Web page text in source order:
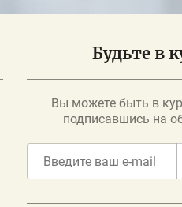
Будьте в
Вы можете быть в
подписавшись на